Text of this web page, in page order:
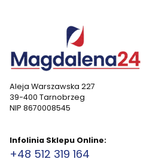
Aleja Warszawska 227
39-400 Tarnobrzeg
NIP 8670008545
Infolinia Sklepu Online:
+48 512 319 164